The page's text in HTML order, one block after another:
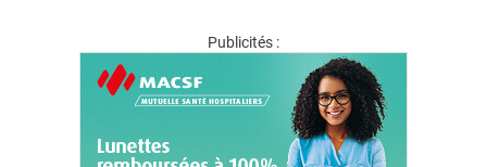
Publicités :